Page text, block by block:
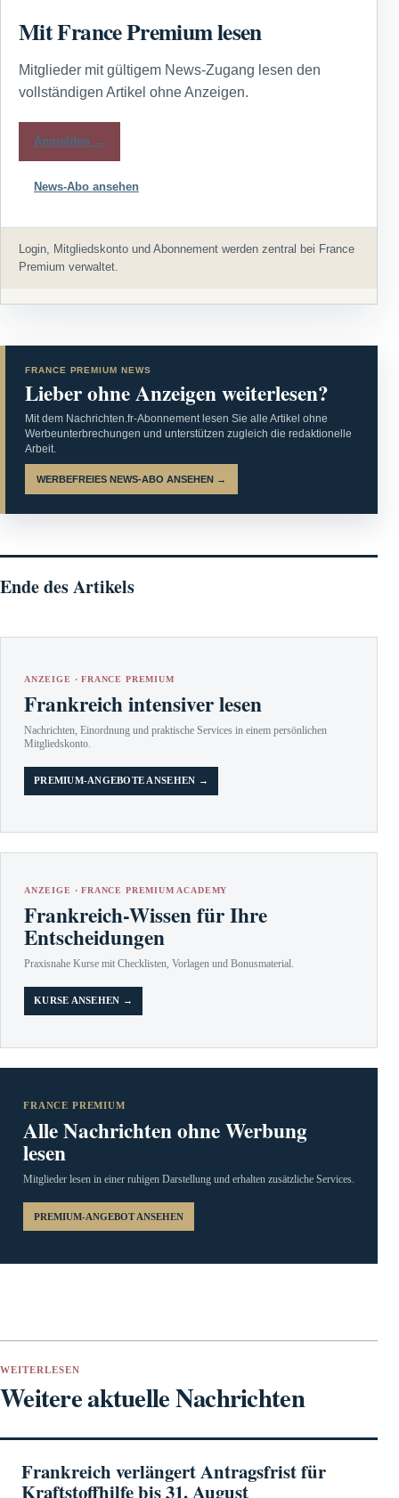
Mit France Premium lesen
Mitglieder mit gültigem News-Zugang lesen den
vollständigen Artikel ohne Anzeigen.
Anmelden →
News-Abo ansehen
Login, Mitgliedskonto und Abonnement werden zentral bei France
Premium verwaltet.
FRANCE PREMIUM NEWS
Lieber ohne Anzeigen weiterlesen?
Mit dem Nachrichten.fr-Abonnement lesen Sie alle Artikel ohne
Werbeunterbrechungen und unterstützen zugleich die redaktionelle
Arbeit.
WERBEFREIES NEWS-ABO ANSEHEN →
Ende des Artikels
ANZEIGE · FRANCE PREMIUM
Frankreich intensiver lesen
Nachrichten, Einordnung und praktische Services in einem persönlichen
Mitgliedskonto.
PREMIUM-ANGEBOTE ANSEHEN →
ANZEIGE · FRANCE PREMIUM ACADEMY
Frankreich-Wissen für Ihre
Entscheidungen
Praxisnahe Kurse mit Checklisten, Vorlagen und Bonusmaterial.
KURSE ANSEHEN →
FRANCE PREMIUM
Alle Nachrichten ohne Werbung
lesen
Mitglieder lesen in einer ruhigen Darstellung und erhalten zusätzliche Services.
PREMIUM-ANGEBOT ANSEHEN
WEITERLESEN
Weitere aktuelle Nachrichten
Frankreich verlängert Antragsfrist für
Kraftstoffhilfe bis 31. August